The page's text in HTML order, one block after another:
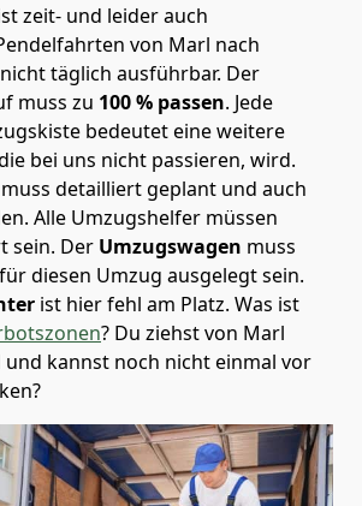
zeit- und leider auch
von Marl nach
täglich ausführbar. Der
muss zu 100 % passen. Jede
bedeutet eine weitere
bei uns nicht passieren, wird.
detailliert geplant und auch
Alle Umzugshelfer müssen
sein. Der Umzugswagen muss
diesen Umzug ausgelegt sein.
ist hier fehl am Platz. Was ist
? Du ziehst von Marl
und kannst noch nicht einmal vor